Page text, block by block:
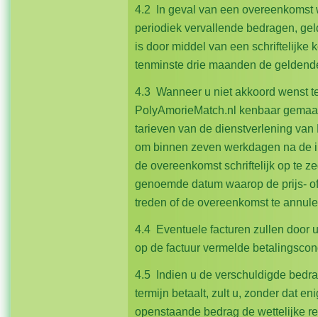
4.2 In geval van een overeenkomst
periodiek vervallende bedragen,
is door middel van een schriftelijke
tenminste drie maanden de
4.3 Wanneer u niet akkoord wenst
PolyAmorieMatch.nl kenbaar
tarieven van de dienstverlening
om binnen zeven werkdagen na
de overeenkomst schriftelijk op te
genoemde datum waarop de prijs-
treden of de overeenkomst te
4.4 Eventuele facturen zullen door
op de factuur vermelde
4.5 Indien u de verschuldigde
termijn betaalt, zult u, zonder dat
openstaande bedrag de wettelijke